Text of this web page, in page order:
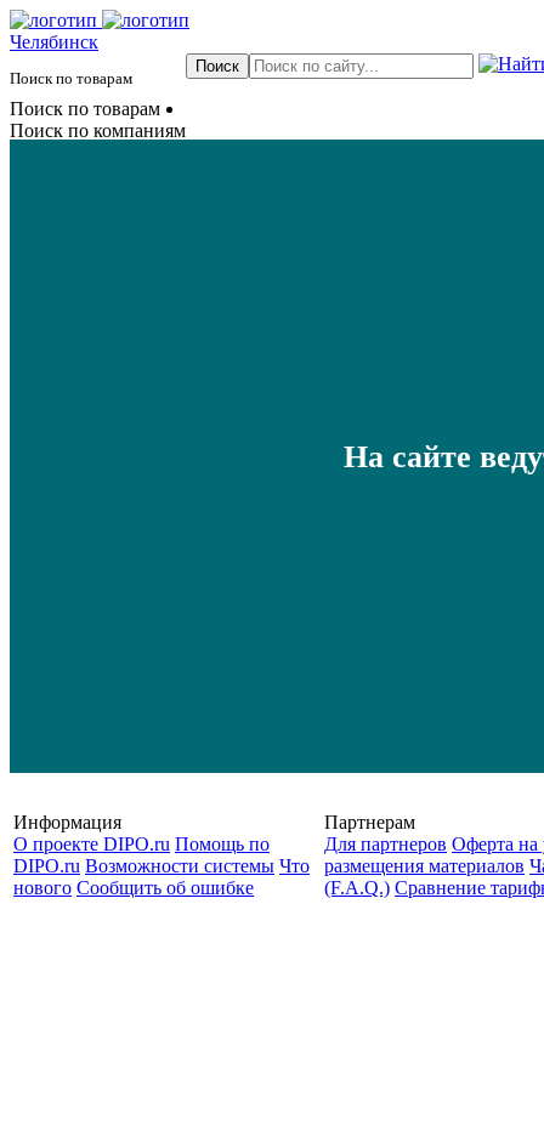
Челябинск
Поиск по товарам
Поиск по товарам
Поиск по компаниям
На сайте
Информация
О проекте DIPO.ru Помощь по
DIPO.ru Возможности системы Что
нового Сообщить об ошибке
Партнерам
Для партнеров Оферта на
размещения материалов
(F.A.Q.) Cравнение